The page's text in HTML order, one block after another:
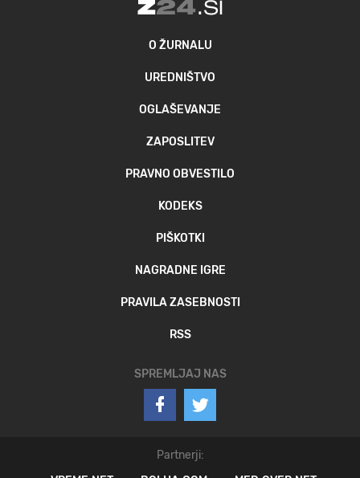
O ŽURNALU
UREDNIŠTVO
OGLAŠEVANJE
ZAPOSLITEV
PRAVNO OBVESTILO
KODEKS
PIŠKOTKI
NAGRADNE IGRE
PRAVILA ZASEBNOSTI
RSS
SPREMLJAJ NAS
Partnerji: